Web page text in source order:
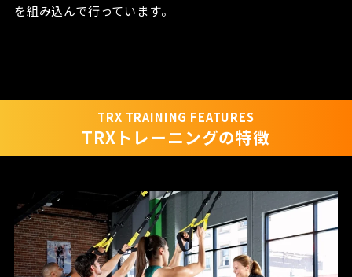
を組み込んで行っています。
TRX TRAINING FEATURES
TRXトレーニングの特徴